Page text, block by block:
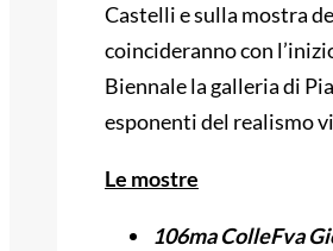
Castelli e sulla mostra
coincideranno con
Biennale la galleria di
esponenti del realismo
Le mostre
106ma ColleFva